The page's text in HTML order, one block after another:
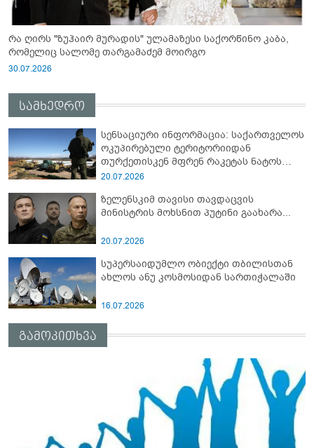
რა ღირს "ზუჰაირ მურადის" ულამაზესი საქორწინო კაბა,
რომელიც სალომე თარგამაძემ მოირგო
30.07.2026
სამხედრო
სენსაციური ინფორმაცია: საქართველოს
ოკუპირებული ტერიტორიიდან
თურქეთისკენ მფრენ რაკეტას ნატოს
სამიტი კინაღამ ჩაუშლია
20.07.2026
ზელენსკიმ თავისი თავდაცვის
მინისტრის მოხსნით პუტინი გაახარა...
20.07.2026
სუპერსაიდუმლო ობიექტი თბილისთან
ახლოს ანუ კოსმოსიდან სართიჭალაში
16.07.2026
გამოკითხვა